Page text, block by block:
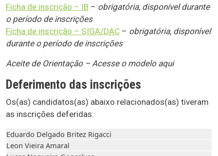
Ficha de inscrição – IB – obrigatória, disponível durante
o período de inscrições
Ficha de inscrição – SIGA/DAC – obrigatória, disponível
durante o período de inscrições
Aceite de Orientação – Acesse o modelo aqui
Deferimento das inscrições
Os(as) candidatos(as) abaixo relacionados(as) tiveram
as inscrições deferidas:
Eduardo Delgado Britez Rigacci
Leon Vieira Amaral